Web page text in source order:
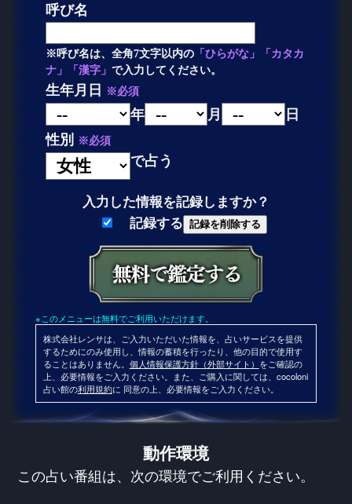
呼び名
※呼び名は、全角7文字以内の 「ひらがな」「カタカ
ナ」「漢字」で入力してください。
生年月日 ※必須
年 月
日
性別
※必須
で占う
入力した情報を記録しますか？
記録する
記録を削除する
※このメニューは無料でご利用いただけます。
株式会社レンサは、ご入力いただいた情報を、占いサービスを提供
するためにのみ使用し、情報の蓄積を行ったり、他の目的で使用す
ることはありません。 個人情報保護方針（外部サイト） をご確認の
上、必要情報をご入力ください。また、ご購入に関しては、cocoloni
占い館の利用規約に 同意の上、必要情報をご入力ください。
動作環境
この占い番組は、次の環境でご利用ください。